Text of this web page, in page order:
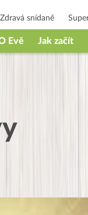
Zdravá snídaně
Evě Jak začít